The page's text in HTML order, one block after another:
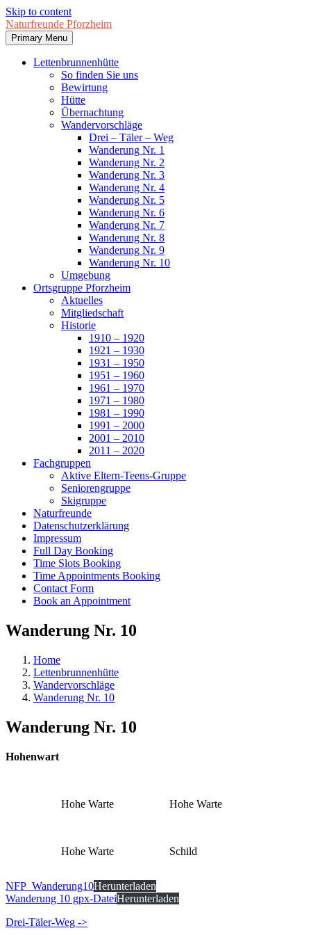
Skip to content
Naturfreunde Pforzheim
Primary Menu
Lettenbrunnenhütte
So finden Sie uns
Bewirtung
Hütte
Übernachtung
Wandervorschläge
Drei – Täler – Weg
Wanderung Nr. 1
Wanderung Nr. 2
Wanderung Nr. 3
Wanderung Nr. 4
Wanderung Nr. 5
Wanderung Nr. 6
Wanderung Nr. 7
Wanderung Nr. 8
Wanderung Nr. 9
Wanderung Nr. 10
Umgebung
Ortsgruppe Pforzheim
Aktuelles
Mitgliedschaft
Historie
1910 – 1920
1921 – 1930
1931 – 1950
1951 – 1960
1961 – 1970
1971 – 1980
1981 – 1990
1991 – 2000
2001 – 2010
2011 – 2020
Fachgruppen
Aktive Eltern-Teens-Gruppe
Seniorengruppe
Skigruppe
Naturfreunde
Datenschutzerklärung
Impressum
Full Day Booking
Time Slots Booking
Time Appointments Booking
Contact Form
Book an Appointment
Wanderung Nr. 10
Home
Lettenbrunnenhütte
Wandervorschläge
Wanderung Nr. 10
Wanderung Nr. 10
Hohenwart
Hohe Warte Hohe Warte
Hohe Warte Schild
NFP_Wanderung10Herunterladen
Wanderung 10 gpx-DateiHerunterladen
Drei-Täler-Weg ->